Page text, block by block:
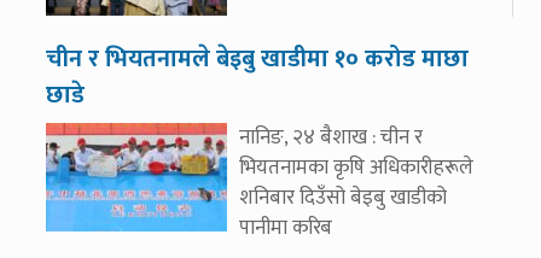
चीन र भियतनामले बेइबु खाडीमा १० करोड माछा
छाडे
नानिङ, २४ बैशाख : चीन र
भियतनामका कृषि अधिकारीहरूले
शनिबार दिउँसो बेइबु खाडीको
पानीमा करिब